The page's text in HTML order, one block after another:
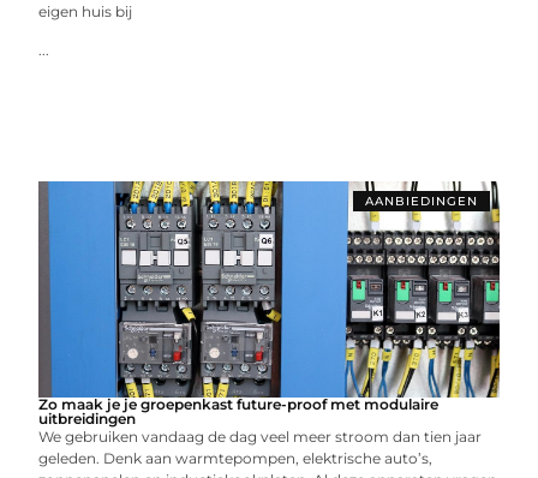
eigen huis bij
...
AANBIEDINGEN
Zo maak je je groepenkast future-proof met modulaire
uitbreidingen
We gebruiken vandaag de dag veel meer stroom dan tien jaar
geleden. Denk aan warmtepompen, elektrische auto’s,